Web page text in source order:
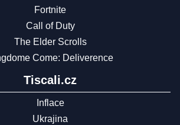
Fortnite
Call of Duty
The Elder Scrolls
Come: Deliverence
Tiscali.cz
Inflace
Ukrajina